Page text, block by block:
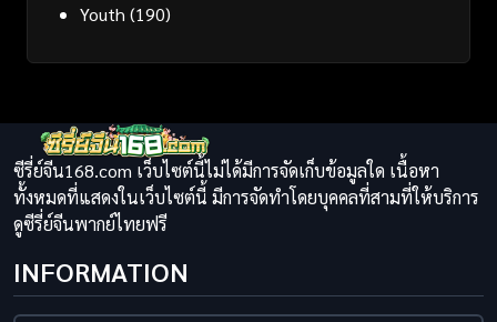
Youth (190)
ซีรี่ย์จีน168.com เว็บไซต์นี้ไม่ได้มีการจัดเก็บข้อมูลใด เนื้อหา
ทั้งหมดที่แสดงในเว็บไซต์นี้ มีการจัดทำโดยบุคคลที่สามที่ให้บริการ
ดูซีรี่ย์จีนพากย์ไทยฟรี
INFORMATION